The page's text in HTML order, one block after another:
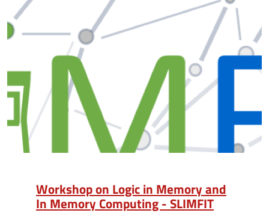
Workshop on Logic in Memory and
In Memory Computing - SLIMFIT